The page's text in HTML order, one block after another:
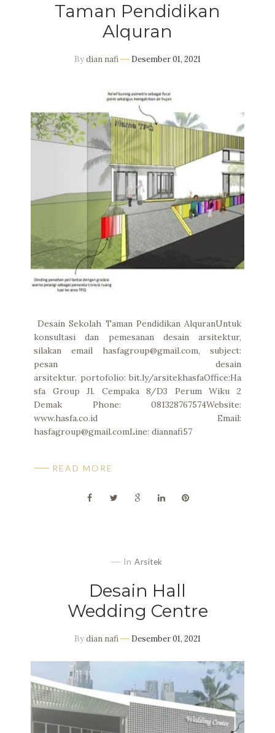
Taman Pendidikan
Alquran
Bydian nafi Desember 01, 2021
Desain Sekolah Taman Pendidikan AlquranUntuk
konsultasi dan pemesanan desain arsitektur,
silakan email hasfagroup@gmail.com, subject:
pesan desain
arsitektur. portofolio: bit.ly/arsitekhasfaOffice:Ha
sfa Group Jl. Cempaka 8/D3 Perum Wiku 2
Demak Phone: 081328767574Website:
www.hasfa.co.id Email:
hasfagroup@gmail.comLine: diannafi57
READ MORE
In Arsitek
Desain Hall
Wedding Centre
Bydian nafi Desember 01, 2021